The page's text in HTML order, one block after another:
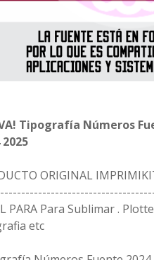
Tipografía Números
2025
ORIGINAL
PARA Para Sublimar .
etc